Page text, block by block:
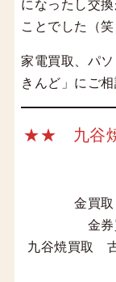
になったし交
ことでした（笑
家電買取、パ
きんど」にご相
★★ 九谷焼
金買
金
九谷焼買取